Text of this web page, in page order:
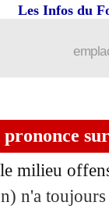
Les Infos du
milieu
n'a
tranchée
revenir
un départ